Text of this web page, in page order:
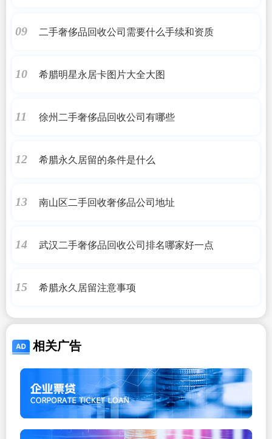
09 二手奢侈品回收公司需要什么手续和资质
10 希腊明星永居卡图片大全大图
11 徐州二手奢侈品回收公司有哪些
12 希腊永久居留的条件是什么
13 南山区二手回收奢侈品公司地址
14 武汉二手奢侈品回收公司排名哪家好一点
15 希腊永久居留注意事项
相关广告